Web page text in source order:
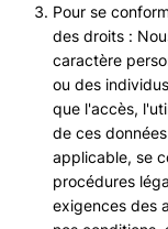
Pour se
des droits :
caractère
ou des
que l'accès,
de ces
applicable, se
procédures
exigences des